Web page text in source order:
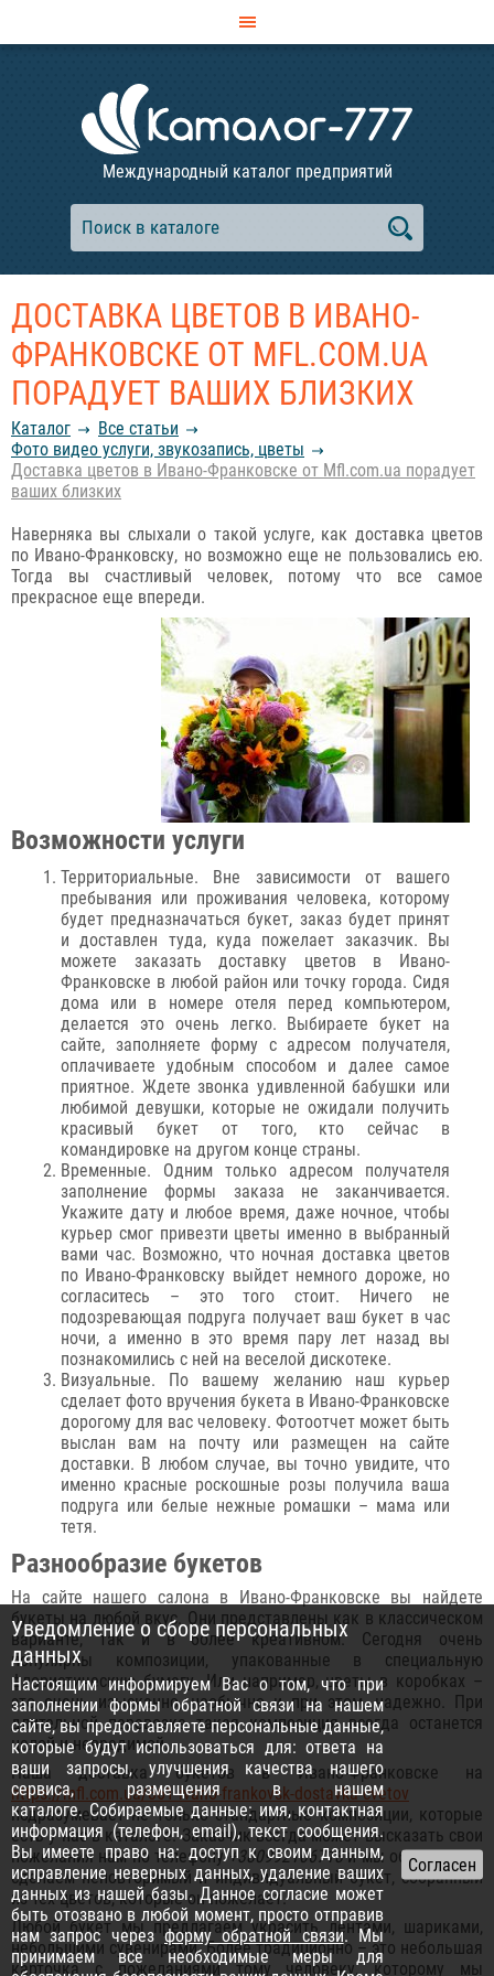
Международный каталог предприятий
ДОСТАВКА ЦВЕТОВ В ИВАНО-
ФРАНКОВСКЕ ОТ MFL.COM.UA
ПОРАДУЕТ ВАШИХ БЛИЗКИХ
Каталог
Все статьи
Фото видео услуги, звукозапись, цветы
Доставка цветов в Ивано-Франковске от Mfl.com.ua порадует
ваших близких
Наверняка вы слыхали о такой услуге, как доставка цветов
по Ивано-Франковску, но возможно еще не пользовались ею.
Тогда вы счастливый человек, потому что все самое
прекрасное еще впереди.
Возможности услуги
Территориальные. Вне зависимости от вашего
пребывания или проживания человека, которому
будет предназначаться букет, заказ будет принят
и доставлен туда, куда пожелает заказчик. Вы
можете заказать доставку цветов в Ивано-
Франковске в любой район или точку города. Сидя
дома или в номере отеля перед компьютером,
делается это очень легко. Выбираете букет на
сайте, заполняете форму с адресом получателя,
оплачиваете удобным способом и далее самое
приятное. Ждете звонка удивленной бабушки или
любимой девушки, которые не ожидали получить
красивый букет от того, кто сейчас в
командировке на другом конце страны.
Временные. Одним только адресом получателя
заполнение формы заказа не заканчивается.
Укажите дату и любое время, даже ночное, чтобы
курьер смог привезти цветы именно в выбранный
вами час. Возможно, что ночная доставка цветов
по Ивано-Франковску выйдет немного дороже, но
согласитесь – это того стоит. Ничего не
подозревающая подруга получает ваш букет в час
ночи, а именно в это время пару лет назад вы
познакомились с ней на веселой дискотеке.
Визуальные. По вашему желанию наш курьер
сделает фото вручения букета в Ивано-Франковске
дорогому для вас человеку. Фотоотчет может быть
выслан вам на почту или размещен на сайте
доставки. В любом случае, вы точно увидите, что
именно красные роскошные розы получила ваша
подруга или белые нежные ромашки – мама или
тетя.
Разнообразие букетов
На сайте нашего салона в Ивано-Франковске вы найдете
букеты на любой вкус. Они представлены как в классическом
варианте, так и в более креативном. Сегодня очень
популярны композиции, упакованные в специальную
флористическую бумагу. Или например, цветы в коробках –
это очень изысканно, необычно и при этом, надежно. При
длительной перевозке такая композиция всегда останется
целой и невредимой.
Наша доставка букетов в Ивано-Франковске на
https://mfl.com.ua/861-ivano-frankovsk-dostavka-cvetov
подразумевает не только стандартные композиции, которые
есть у нас в каталоге. Заказчик всегда может высказать свои
пожелания нам по телефону+380992106718и мы обязательно
сделаем неповторимый и индивидуальный букет, собранный
из тех цветов, которые он пожелает.
Любой букет мы предлагаем украсить лентами, шариками,
небольшими сувенирами. Более традиционно – это небольшая
карточка с пожеланиями тому человеку, которому мы
Уведомление о сборе персональных
данных
Настоящим информируем Вас о том, что при
заполнении формы обратной связи на нашем
сайте, вы предоставляете персональные данные,
которые будут использоваться для: ответа на
ваши запросы, улучшения качества нашего
сервиса, размещения в нашем
каталоге. Собираемые данные: имя, контактная
информация (телефон, email), текст сообщения.
Вы имеете право на: доступ к своим данным,
исправление неверных данных, удаление ваших
данных из нашей базы. Данное согласие может
быть отозвано в любой момент, просто отправив
нам запрос черезформу обратной связи. Мы
принимаем все необходимые меры для